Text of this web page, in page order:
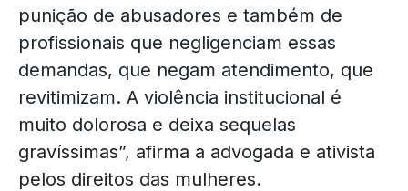
punição de abusadores e também de
profissionais que negligenciam essas
demandas, que negam atendimento, que
revitimizam. A violência institucional é
muito dolorosa e deixa sequelas
gravíssimas”, afirma a advogada e ativista
pelos direitos das mulheres.